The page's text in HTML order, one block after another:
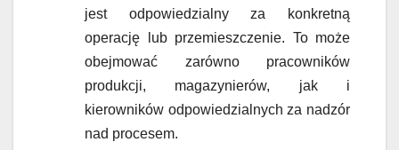
jest odpowiedzialny za konkretną
operację lub przemieszczenie. To może
obejmować zarówno pracowników
produkcji, magazynierów, jak i
kierowników odpowiedzialnych za nadzór
nad procesem.